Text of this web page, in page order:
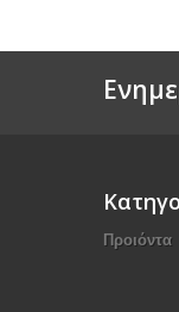
Προιόντα